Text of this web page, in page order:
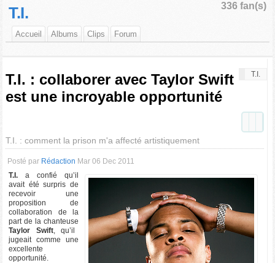
336 fan(s)
T.I.
Accueil Albums Clips Forum
T.I.
T.I. : collaborer avec Taylor Swift
est une incroyable opportunité
T.I. : comment la prison m'a affecté artistiquement
Posté par Rédaction Mar 06 Dec 2011
T.I. a confié qu’il
avait été surpris de
recevoir une
proposition de
collaboration de la
part de la chanteuse
Taylor Swift, qu’il
jugeait comme une
excellente
opportunité.